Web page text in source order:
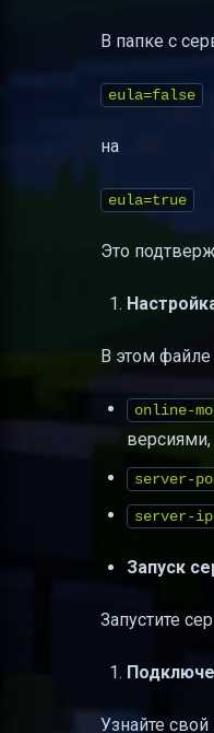
В папке с
eula=false
на
eula=true
Это
В этом
online-
версиями,
server-
server-
Запуск
Запустите
Узнайте